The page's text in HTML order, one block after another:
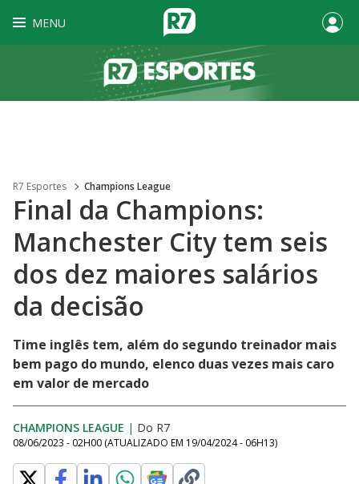
MENU
R7 Esportes Champions League
Final da Champions:
Manchester City tem seis
dos dez maiores salários
da decisão
Time inglês tem, além do segundo treinador mais
bem pago do mundo, elenco duas vezes mais caro
em valor de mercado
CHAMPIONS LEAGUE | Do R7
08/06/2023 - 02H00 (ATUALIZADO EM 19/04/2024 - 06H13)